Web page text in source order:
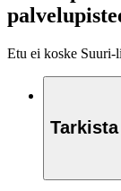
Etu ei koske